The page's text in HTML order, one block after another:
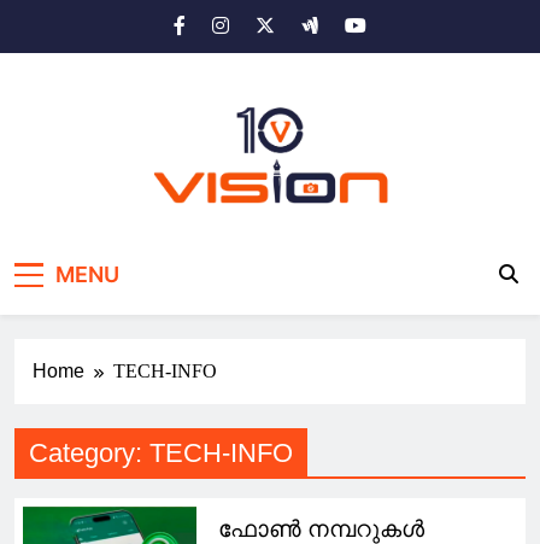
MENU
Home TECH-INFO
Category: TECH-INFO
ഫോൺ നമ്പറുകൾ